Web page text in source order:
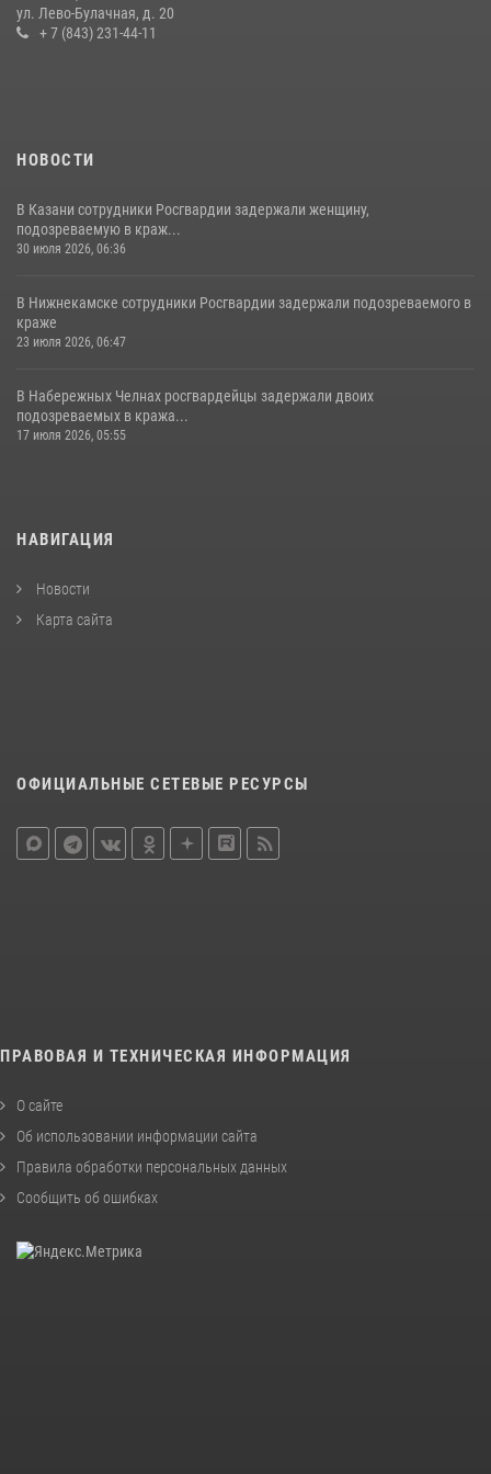
22 июля 2026, 07:41 6
ул. Лево-Булачная, д. 20
+ 7 (843) 231-44-11
НОВОСТИ
В Казани сотрудники Росгвардии задержали женщину,
подозреваемую в краж...
30 июля 2026, 06:36
В Нижнекамске сотрудники Росгвардии задержали подозреваемого в
краже
23 июля 2026, 06:47
В Набережных Челнах росгвардейцы задержали двоих
подозреваемых в кража...
17 июля 2026, 05:55
НАВИГАЦИЯ
Новости
Карта сайта
ОФИЦИАЛЬНЫЕ СЕТЕВЫЕ РЕСУРСЫ
ПРАВОВАЯ И ТЕХНИЧЕСКАЯ ИНФОРМАЦИЯ
О сайте
Об использовании информации сайта
Правила обработки персональных данных
Сообщить об ошибках